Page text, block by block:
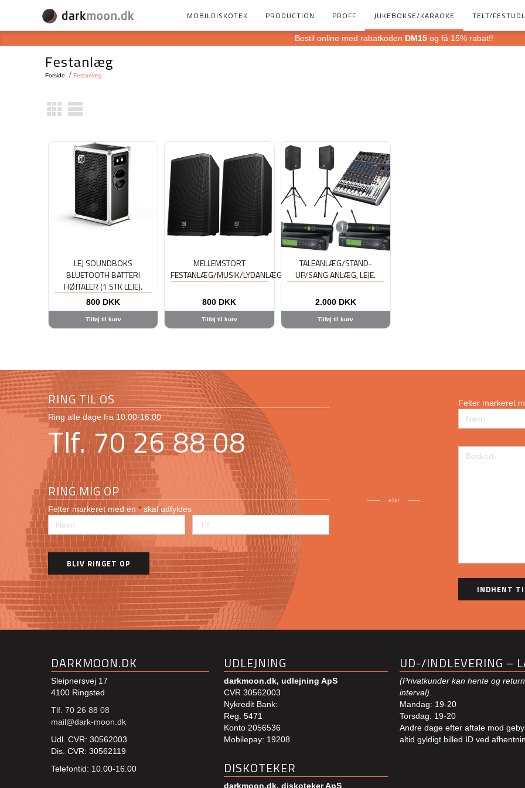
MOBILDISKOTEK PRODUCTION PROFF JUKEBOKSE/KARAOKE TELT/
Bestil online med rabatkoden DM15og få 15% rabat!!
Festanlæg
Forside Festanlæg
LEJ SOUNDBOKS
BLUETOOTH BATTERI
HØJTALER (1 STK LEJE).
800 DKK
Tilføj til kurv
MELLEMSTORT
FESTANLÆG/MUSIK/LYDANLÆG
800 DKK
Tilføj til kurv
TALEANLÆG/STAND-
UP/SANG ANLÆG, LEJE.
2.000 DKK
Tilføj til kurv
RING TIL OS
Ring alle dage fra 10.00-16.00
Tlf. 70 26 88 08
RING MIG OP
Felter markeret med en * skal udfyldes
eller
Felter markeret
DARKMOON.DK
Sleipnersvej 17
4100 Ringsted
Tlf. 70 26 88 08
mail@dark-moon.dk
Udl. CVR: 30562003
Dis. CVR: 30562119
Telefontid: 10.00-16.00
UDLEJNING
darkmoon.dk, udlejning ApS
CVR 30562003
Nykredit Bank:
Reg. 5471
Konto 2056536
Mobilepay: 19208
DISKOTEKER
darkmoon.dk, diskoteker ApS
UD-/INDLEVERING –
(Privatkunder kan hente og
interval).
Mandag: 19-20
Torsdag: 19-20
Andre dage efter aftale mod
altid gyldigt billed ID ved